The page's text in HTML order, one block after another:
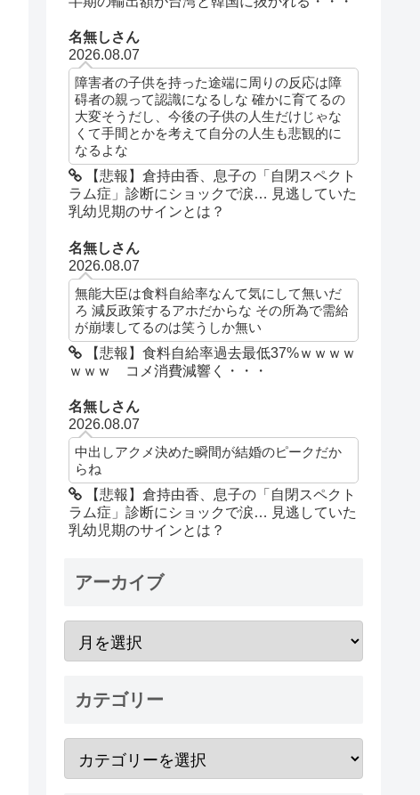
名無しさん
2026.08.07
障害者の子供を持った途端に周りの反応は障
碍者の親って認識になるしな 確かに育てるの
大変そうだし、今後の子供の人生だけじゃな
くて手間とかを考えて自分の人生も悲観的に
なるよな
【悲報】倉持由香、息子の「自閉スペクト
ラム症」診断にショックで涙… 見逃していた
乳幼児期のサインとは？
名無しさん
2026.08.07
無能大臣は食料自給率なんて気にして無いだ
ろ 減反政策するアホだからな その所為で需給
が崩壊してるのは笑うしか無い
【悲報】食料自給率過去最低37%ｗｗｗｗ
ｗｗｗ コメ消費減響く・・・
名無しさん
2026.08.07
中出しアクメ決めた瞬間が結婚のピークだか
らね
【悲報】倉持由香、息子の「自閉スペクト
ラム症」診断にショックで涙… 見逃していた
乳幼児期のサインとは？
アーカイブ
カテゴリー